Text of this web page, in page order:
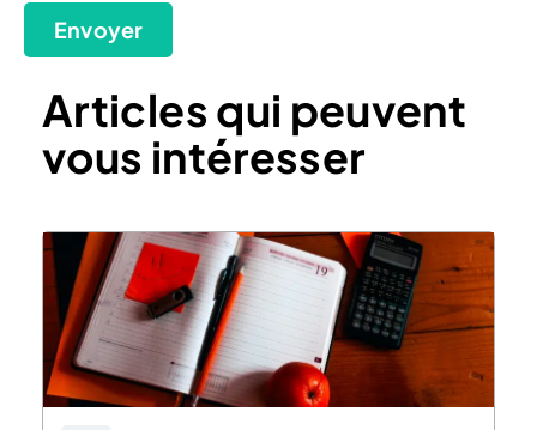
Envoyer
Articles qui peuvent
vous intéresser